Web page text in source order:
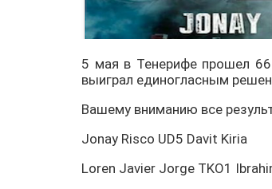
5 мая в Тенерифе прошел
выиграл единогласным
Вашему вниманию все
Jonay Risco UD5 Davit Kiria
Loren Javier Jorge TKO1